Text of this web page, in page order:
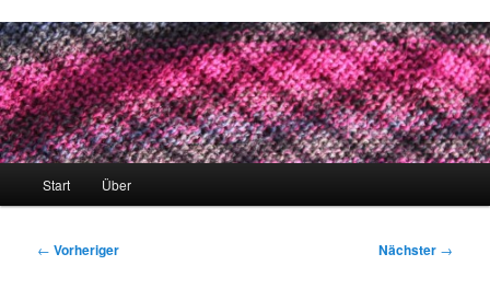
Start Über
Beitragsnavigation
← Vorheriger Nächster →